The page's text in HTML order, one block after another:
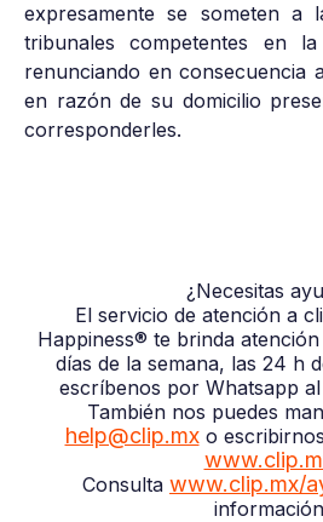
expresamente se someten a
tribunales competentes en
renunciando en consecuencia
en razón de su domicilio
corresponderles.
¿Necesitas
El servicio de atención a
Happiness® te brinda
días de la semana, las 24 h
escríbenos por Whatsapp al
También nos puedes
help@clip.mxo
Consulta www.clip.mx/